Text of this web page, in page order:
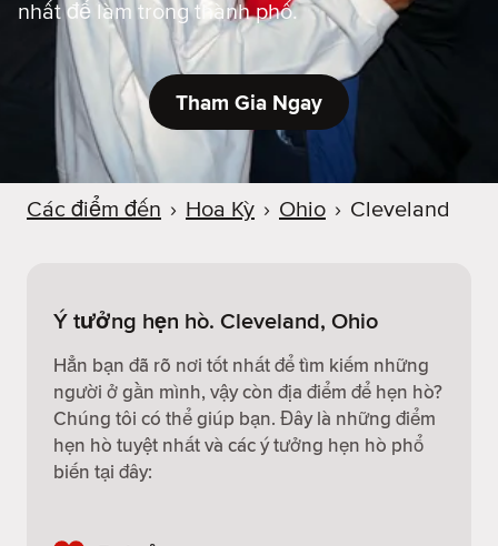
nhất để làm trong thành phố.
Tham Gia Ngay
Các điểm đến › Hoa Kỳ › Ohio › Cleveland
Ý tưởng hẹn hò. Cleveland, Ohio
Hẳn bạn đã rõ nơi tốt nhất để tìm kiếm những
người ở gần mình, vậy còn địa điểm để hẹn hò?
Chúng tôi có thể giúp bạn. Đây là những điểm
hẹn hò tuyệt nhất và các ý tưởng hẹn hò phổ
biến tại đây: